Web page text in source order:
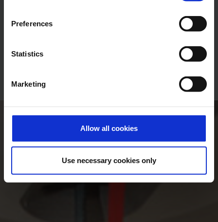
Preferences
Statistics
Marketing
Allow all cookies
Use necessary cookies only